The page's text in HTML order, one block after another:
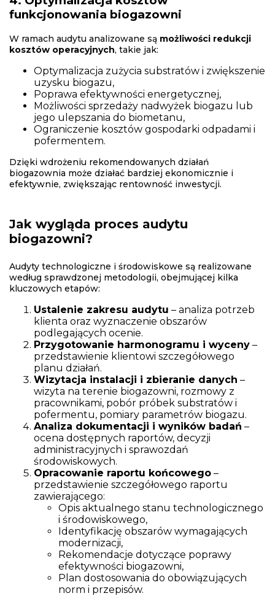
funkcjonowania biogazowni
W ramach audytu analizowane są możliwości redukcji
kosztów operacyjnych, takie jak:
Optymalizacja zużycia substratów i zwiększenie
uzysku biogazu,
Poprawa efektywności energetycznej,
Możliwości sprzedaży nadwyżek biogazu lub
jego ulepszania do biometanu,
Ograniczenie kosztów gospodarki odpadami i
pofermentem.
Dzięki wdrożeniu rekomendowanych działań
biogazownia może działać bardziej ekonomicznie i
efektywnie, zwiększając rentowność inwestycji.
Jak wygląda proces audytu
biogazowni?
Audyty technologiczne i środowiskowe są realizowane
według sprawdzonej metodologii, obejmującej kilka
kluczowych etapów:
Ustalenie zakresu audytu – analiza potrzeb
klienta oraz wyznaczenie obszarów
podlegających ocenie.
Przygotowanie harmonogramu i wyceny –
przedstawienie klientowi szczegółowego
planu działań.
Wizytacja instalacji i zbieranie danych –
wizyta na terenie biogazowni, rozmowy z
pracownikami, pobór próbek substratów i
pofermentu, pomiary parametrów biogazu.
Analiza dokumentacji i wyników badań –
ocena dostępnych raportów, decyzji
administracyjnych i sprawozdań
środowiskowych.
Opracowanie raportu końcowego –
przedstawienie szczegółowego raportu
zawierającego:
Opis aktualnego stanu technologicznego
i środowiskowego,
Identyfikację obszarów wymagających
modernizacji,
Rekomendacje dotyczące poprawy
efektywności biogazowni,
Plan dostosowania do obowiązujących
norm i przepisów.